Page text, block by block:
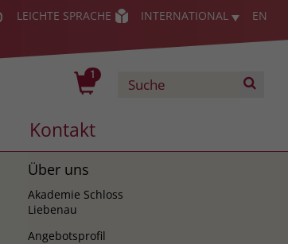
LEICHTE SPRACHE INTERNATIONAL EN
Kontakt
1
Über uns
Akademie Schloss
Liebenau
Angebotsprofil